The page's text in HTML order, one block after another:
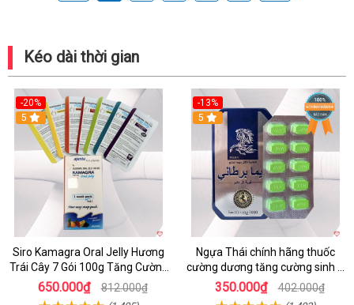
Kéo dài thời gian
-20%
5
Siro Kamagra Oral Jelly Hương
Trái Cây 7 Gói 100g Tăng Cường
Sinh Lý Nam
650.000₫ 812.000₫
-13%
Hot
5
Ngựa Thái chính hãng thuốc
cường dương tăng cường sinh lý
nam hộp 10 viên
350.000₫ 402.000₫